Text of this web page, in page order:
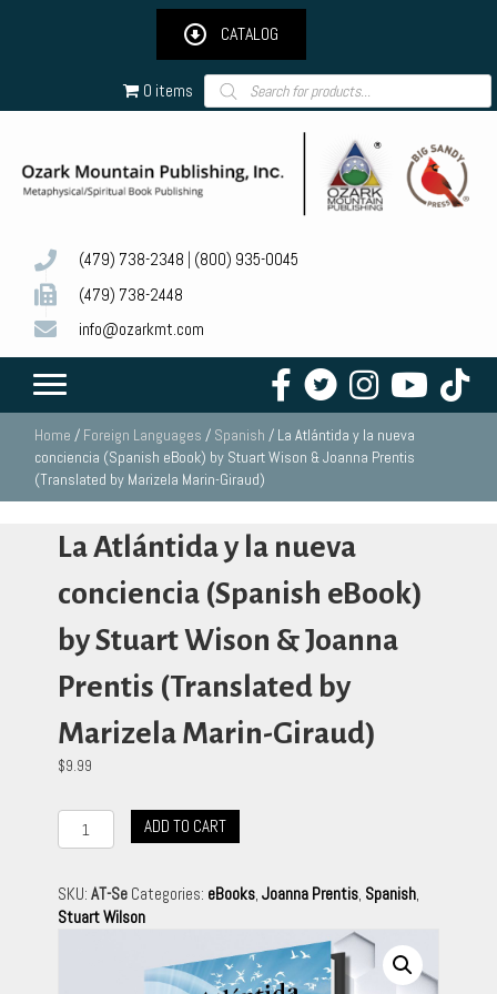
CATALOG
0 items Products
search
(479) 738-2348 (800) 935-0045
(479) 738-2448
info@ozarkmt.com
Home / Foreign Languages / Spanish / La Atlántida y la nueva
conciencia (Spanish eBook) by Stuart Wison & Joanna Prentis
(Translated by Marizela Marin-Giraud)
La Atlántida y la nueva
conciencia (Spanish eBook)
by Stuart Wison & Joanna
Prentis (Translated by
Marizela Marin-Giraud)
$9.99
Atlántida
la
nueva
ADD TO CART
SKU: AT-Se Categories: eBooks, Joanna Prentis, Spanish,
Stuart Wilson